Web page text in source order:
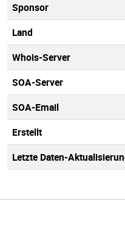
Sponsor
Land
Whois-Server
SOA-Server
SOA-Email
Erstellt
Letzte Daten-